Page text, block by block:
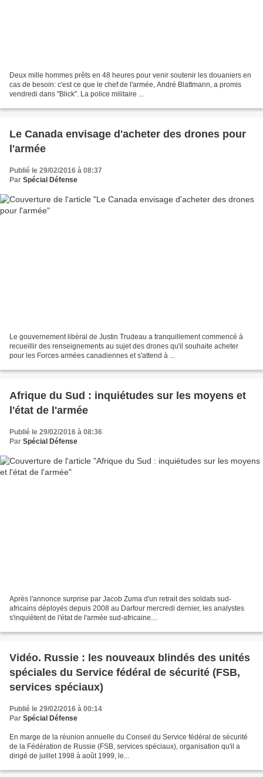
Deux mille hommes prêts en 48 heures pour venir soutenir les douaniers en
cas de besoin: c'est ce que le chef de l'armée, André Blattmann, a promis
vendredi dans "Blick". La police militaire ...
Le Canada envisage d'acheter des drones pour
l'armée
Publié le 29/02/2016 à 08:37
Par Spécial Défense
Le gouvernement libéral de Justin Trudeau a tranquillement commencé à
recueillir des renseignements au sujet des drones qu'il souhaite acheter
pour les Forces armées canadiennes et s'attend à ...
Afrique du Sud : inquiétudes sur les moyens et
l'état de l'armée
Publié le 29/02/2016 à 08:36
Par Spécial Défense
Après l'annonce surprise par Jacob Zuma d'un retrait des soldats sud-
africains déployés depuis 2008 au Darfour mercredi dernier, les analystes
s'inquiètent de l'état de l'armée sud-africaine....
Vidéo. Russie : les nouveaux blindés des unités
spéciales du Service fédéral de sécurité (FSB,
services spéciaux)
Publié le 29/02/2016 à 00:14
Par Spécial Défense
En marge de la réunion annuelle du Conseil du Service fédéral de sécurité
de la Fédération de Russie (FSB, services spéciaux), organisation qu'il a
dirigé de juillet 1998 à août 1999, le...